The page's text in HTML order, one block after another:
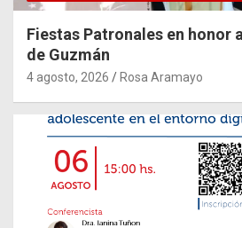
Fiestas Patronales en honor
de Guzmán
4 agosto, 2026 Rosa Aramayo